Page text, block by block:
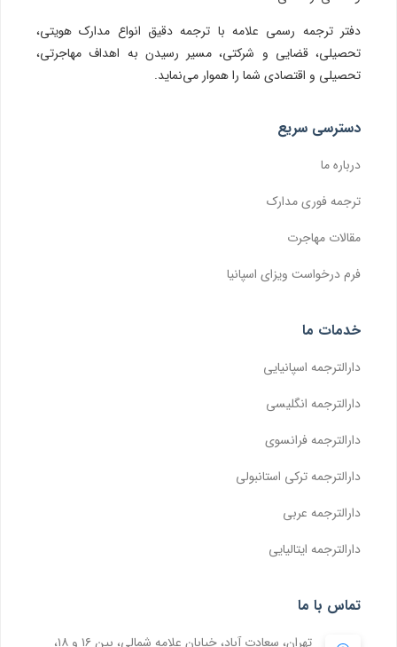
دفتر ترجمه رسمی علامه با ترجمه دقیق انواع مدارک هویتی،
تحصیلی، قضایی و شرکتی، مسیر رسیدن به اهداف مهاجرتی،
تحصیلی و اقتصادی شما را هموار می‌نماید.
دسترسی سریع
درباره ما
ترجمه فوری مدارک
مقالات مهاجرت
فرم درخواست ویزای اسپانیا
خدمات ما
دارالترجمه اسپانیایی
دارالترجمه انگلیسی
دارالترجمه فرانسوی
دارالترجمه ترکی استانبولی
دارالترجمه عربی
دارالترجمه ایتالیایی
تماس با ما
تهران، سعادت آباد، خیابان علامه شمالی، بین ۱۶ و ۱۸،